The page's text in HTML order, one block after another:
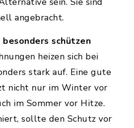
angebracht.
besonders schützen
heizen sich bei
stark auf. Eine gute
nicht nur im Winter vor
im Sommer vor Hitze.
sollte den Schutz vor